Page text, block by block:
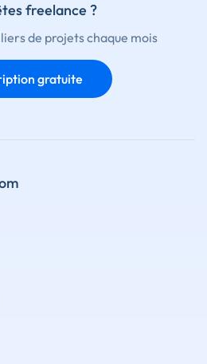
freelance ?
de projets chaque mois
gratuite